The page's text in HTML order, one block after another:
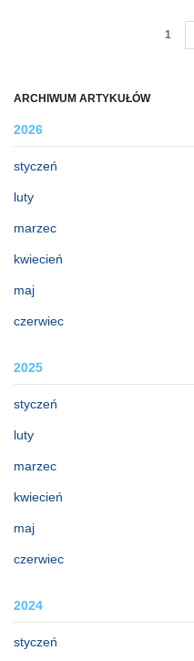
ARCHIWUM ARTYKUŁÓW
2026
styczeń
luty
marzec
kwiecień
maj
czerwiec
2025
styczeń
luty
marzec
kwiecień
maj
czerwiec
2024
styczeń
1